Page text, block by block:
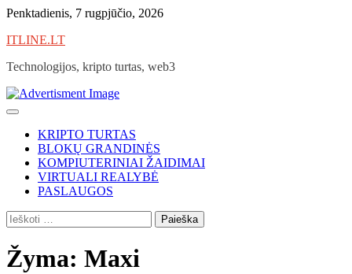
Skip
content
Penktadienis, 7 rugpjūčio, 2026
ITLINE.LT
Technologijos, kripto turtas, web3
KRIPTO TURTAS
BLOKŲ GRANDINĖS
KOMPIUTERINIAI ŽAIDIMAI
VIRTUALI REALYBĖ
PASLAUGOS
Ieškoti:
Žyma: Maxi